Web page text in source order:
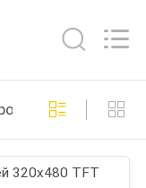
320x480 TFT